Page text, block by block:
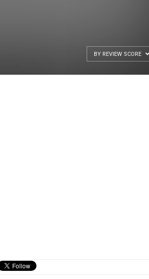
BY REVIEW SCORE